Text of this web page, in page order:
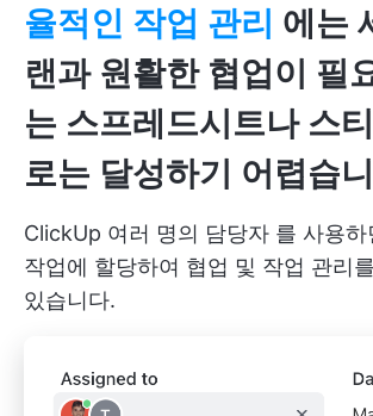
율적인 작업 관리 에는
랜과 원활한 협업이 필
는 스프레드시트나 스
로는 달성하기 어렵습
ClickUp 여러 명의 담당자 를 사용
작업에 할당하여 협업 및 작업 관리
있습니다.